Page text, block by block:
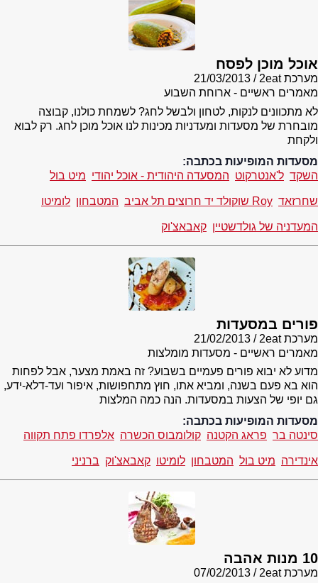
אוכל מוכן לפסח
מערכת 2eat
21/03/2013
מאמרים ראשיים - ארוחת השבוע
לא מתכוונים לנקות, לטחון ולבשל לחג? לשמחת כולנו, קבוצה
מובחרת של מסעדות ומעדניות מכינות לנו אוכל מוכן לחג. רק לבוא
ולקחת
מסעדות המופיעות בכתבה:
השקד ל'אנטרקוט המסעדה היהודית - אוכל יהודי מיט בול
שחרזאד Roy שוקולד יד חרוצים תל אביב המטבחון לומיטו
המעדניה של גולדשטיין קאבאצ'וק
פורים במסעדות
מערכת 2eat
21/02/2013
מאמרים ראשיים - מסעדות מומלצות
מדוע לא יבוא פורים פעמיים בשבוע? זה באמת מצער, אבל לפחות
הוא בא פעם בשנה, ומביא אתו, חוץ מתחפושות, איפור ועד-דלא-ידע,
גם יופי של הצעות במסעדות. הנה כמה המלצות
מסעדות המופיעות בכתבה:
סינטה בר פראג הקטנה קולומבוס הכשרה אלפרדו פתח תקווה
אינדירה מיט בול המטבחון לומיטו קאבאצ'וק ברניני
10 מנות אהבה
מערכת 2eat
07/02/2013